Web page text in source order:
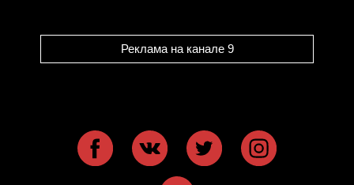
Реклама на канале 9